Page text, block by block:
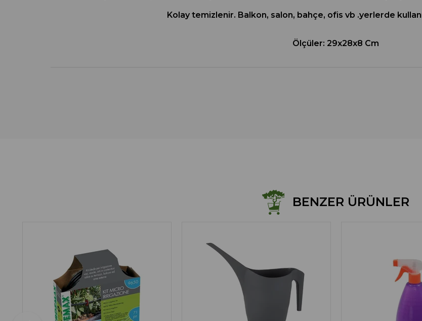
Kolay temizlenir. Balkon, salon, bahçe, ofis vb .yerlerde
Ölçüler: 29x28x8 Cm
BENZER ÜRÜNLER